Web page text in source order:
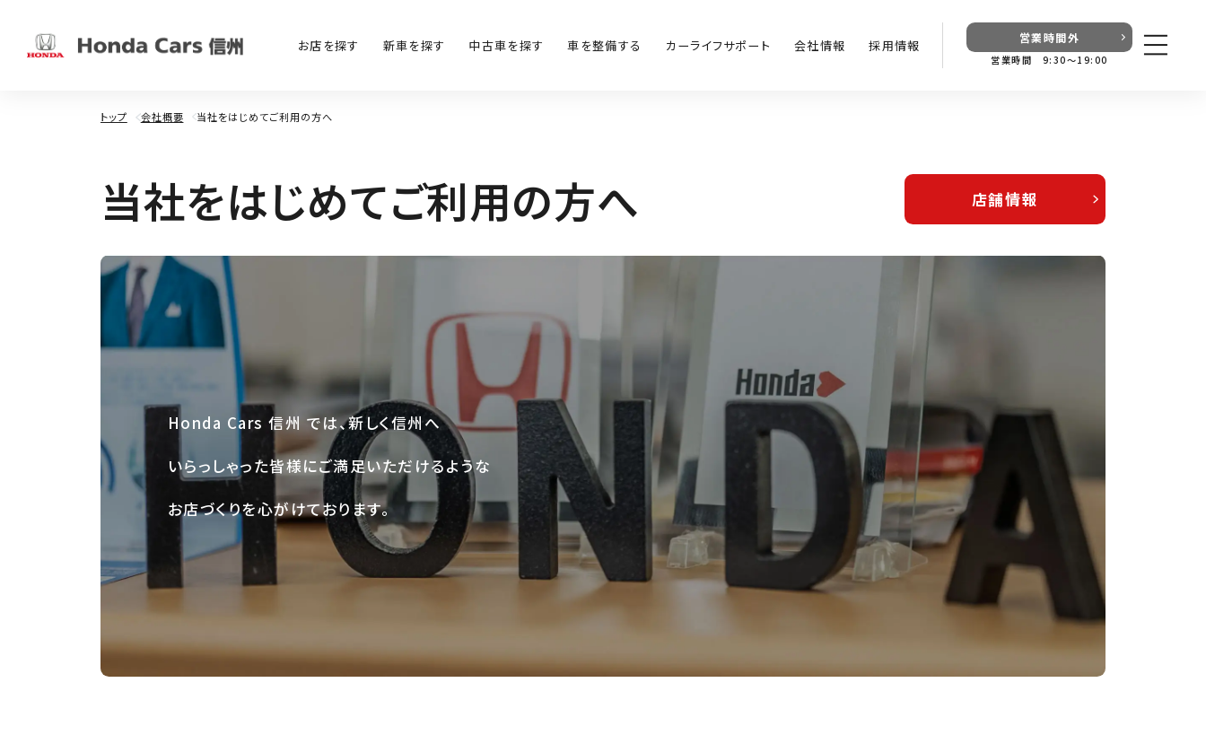
お店を探す 新車を探す 中古車を探す 車を整備する カーライフサポート 会社情報 採用情報 営業時間外
営業時間 9:30〜19:00
トップ 会社概要 当社をはじめてご利用の方へ
当社をはじめてご利用の方へ 店舗情報
Honda Cars 信州 では、新しく信州へ
いらっしゃった皆様にご満足いただけるような
お店づくりを心がけております。